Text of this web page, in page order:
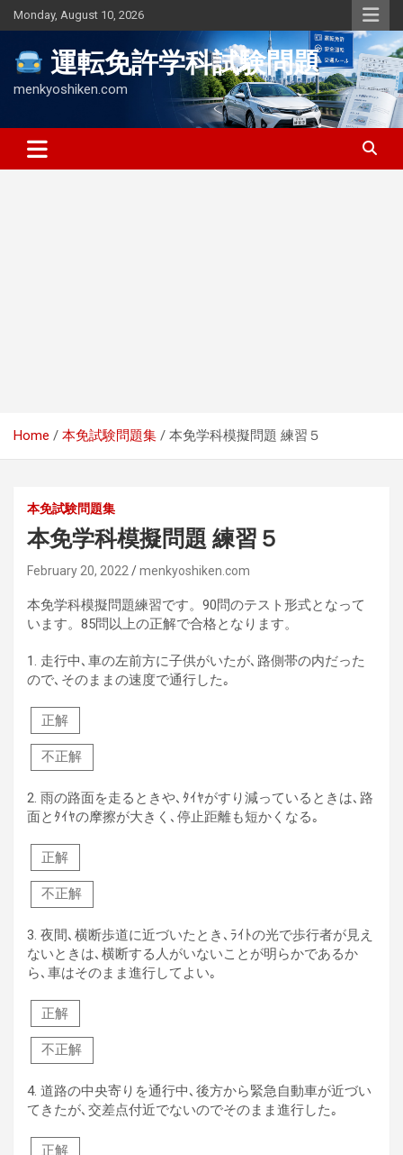
Skip
to
Monday, August 10, 2026
運転免許学科試験問題
menkyoshiken.com
Home 本免試験問題集 本免学科模擬問題 練習５
本免試験問題集
本免学科模擬問題 練習５
February 20, 2022 menkyoshiken.com
本免学科模擬問題練習です。90問のテスト形式となって
います。85問以上の正解で合格となります。
1. 走行中､車の左前方に子供がいたが､路側帯の内だった
ので､そのままの速度で通行した｡
正解
不正解
2. 雨の路面を走るときや､ﾀｲﾔがすり減っているときは､路
面とﾀｲﾔの摩擦が大きく､停止距離も短かくなる｡
正解
不正解
3. 夜間､横断歩道に近づいたとき､ﾗｲﾄの光で歩行者が見え
ないときは､横断する人がいないことが明らかであるか
ら､車はそのまま進行してよい｡
正解
不正解
4. 道路の中央寄りを通行中､後方から緊急自動車が近づい
てきたが､交差点付近でないのでそのまま進行した｡
正解